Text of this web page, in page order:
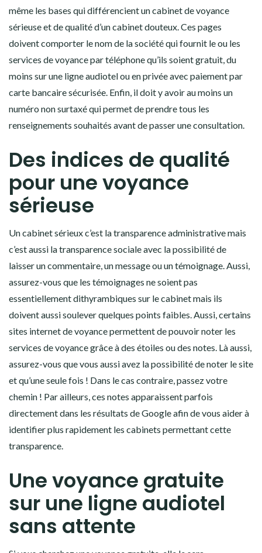
même les bases qui différencient un cabinet de voyance
sérieuse et de qualité d’un cabinet douteux. Ces pages
doivent comporter le nom de la société qui fournit le ou les
services de voyance par téléphone qu’ils soient gratuit, du
moins sur une ligne audiotel ou en privée avec paiement par
carte bancaire sécurisée. Enfin, il doit y avoir au moins un
numéro non surtaxé qui permet de prendre tous les
renseignements souhaités avant de passer une consultation.
Des indices de qualité
pour une voyance
sérieuse
Un cabinet sérieux c’est la transparence administrative mais
c’est aussi la transparence sociale avec la possibilité de
laisser un commentaire, un message ou un témoignage. Aussi,
assurez-vous que les témoignages ne soient pas
essentiellement dithyrambiques sur le cabinet mais ils
doivent aussi soulever quelques points faibles. Aussi, certains
sites internet de voyance permettent de pouvoir noter les
services de voyance grâce à des étoiles ou des notes. Là aussi,
assurez-vous que vous aussi avez la possibilité de noter le site
et qu’une seule fois ! Dans le cas contraire, passez votre
chemin ! Par ailleurs, ces notes apparaissent parfois
directement dans les résultats de Google afin de vous aider à
identifier plus rapidement les cabinets permettant cette
transparence.
Une voyance gratuite
sur une ligne audiotel
sans attente